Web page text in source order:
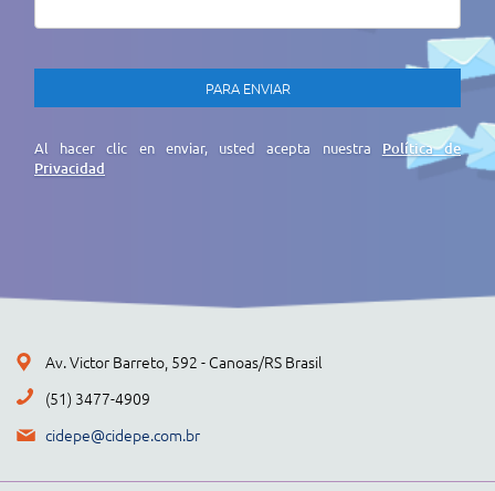
Al hacer clic en enviar, usted acepta nuestra Política de
Privacidad
Av. Victor Barreto, 592 - Canoas/RS Brasil
(51) 3477-4909
cidepe@cidepe.com.br